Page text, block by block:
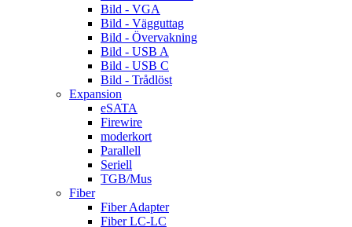
Bild - VGA
Bild - Vägguttag
Bild - Övervakning
Bild - USB A
Bild - USB C
Bild - Trådlöst
Expansion
eSATA
Firewire
moderkort
Parallell
Seriell
TGB/Mus
Fiber
Fiber Adapter
Fiber LC-LC